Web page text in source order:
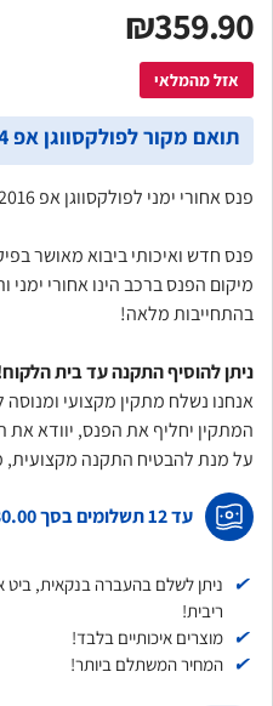
₪359.90
אזל מהמלאי
תואם מקור לפולקסווגן אפ 2014 בהתחייבות!
פנס אחורי ימני לפולקסווגן אפ 2012-2016
פנס חדש ואיכותי ביבוא מאושר
בהתחייבות מלאה!
ניתן להוסיף התקנה עד בית
אנחנו נשלח מתקין מקצועי
המתקין יחליף את הפנס, יוודא
על מנת להבטיח התקנה מקצועית,
עד 12 תשלומים בסך
✔
ריבית!
✔ מוצרים איכותיים בלבד!
✔ המחיר המשתלם ביותר!